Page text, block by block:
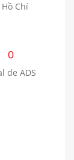
Chí
0
de ADS